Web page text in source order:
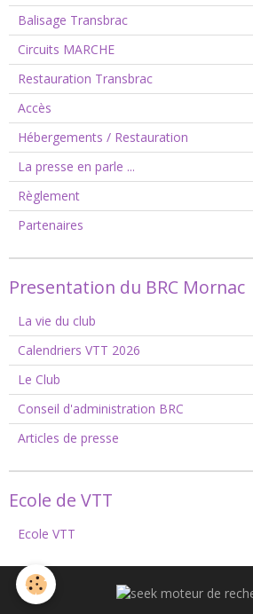
Balisage Transbrac
Circuits MARCHE
Restauration Transbrac
Accès
Hébergements / Restauration
La presse en parle ...
Règlement
Partenaires
Presentation du BRC Mornac
La vie du club
Calendriers VTT 2026
Le Club
Conseil d'administration BRC
Articles de presse
Ecole de VTT
Ecole VTT